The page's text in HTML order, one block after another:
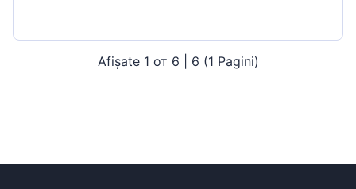
Afișate 1 от 6 | 6 (1 Pagini)